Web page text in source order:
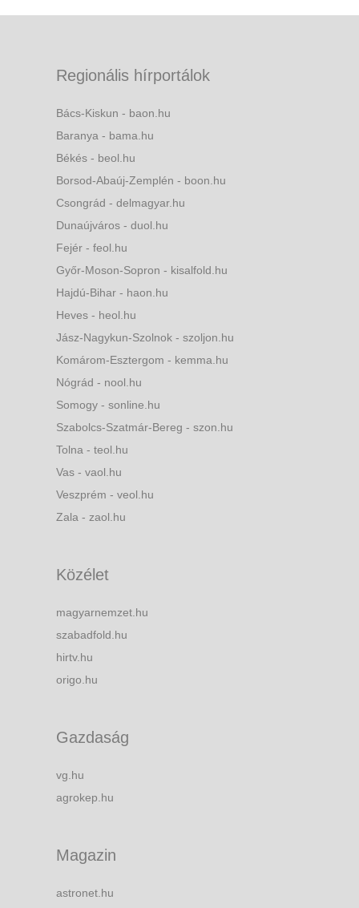
Regionális hírportálok
Bács-Kiskun - baon.hu
Baranya - bama.hu
Békés - beol.hu
Borsod-Abaúj-Zemplén - boon.hu
Csongrád - delmagyar.hu
Dunaújváros - duol.hu
Fejér - feol.hu
Győr-Moson-Sopron - kisalfold.hu
Hajdú-Bihar - haon.hu
Heves - heol.hu
Jász-Nagykun-Szolnok - szoljon.hu
Komárom-Esztergom - kemma.hu
Nógrád - nool.hu
Somogy - sonline.hu
Szabolcs-Szatmár-Bereg - szon.hu
Tolna - teol.hu
Vas - vaol.hu
Veszprém - veol.hu
Zala - zaol.hu
Közélet
magyarnemzet.hu
szabadfold.hu
hirtv.hu
origo.hu
Gazdaság
vg.hu
agrokep.hu
Magazin
astronet.hu